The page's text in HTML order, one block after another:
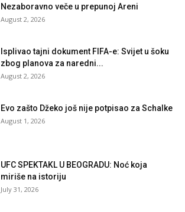
Nezaboravno veče u prepunoj Areni
August 2, 2026
Isplivao tajni dokument FIFA-e: Svijet u šoku
zbog planova za naredni...
August 2, 2026
Evo zašto Džeko još nije potpisao za Schalke
August 1, 2026
UFC SPEKTAKL U BEOGRADU: Noć koja
miriše na istoriju
July 31, 2026